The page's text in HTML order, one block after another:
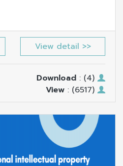
View detail >>
Download : (4)
View : (6517)